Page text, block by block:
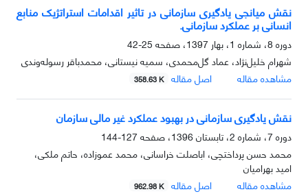
نقش میانجی یادگیری سازمانی در تاثیر اقدامات استراتژیک منابع
انسانی بر عملکرد سازمانی.
دوره 8، شماره 1، بهار 1397، صفحه
25-42
شهرام خلیل‌نژاد، عماد گل‌محمدی، سمیه نیستانی، محمدباقر رسوله‌وندی
مشاهده مقاله
اصل مقاله 358.63 K
نقش یادگیری سازمانی در بهبود عملکرد غیر مالی سازمان
دوره 7، شماره 2، تابستان 1396، صفحه
127-144
محمد حسن پرداختچی، اباصلت خراسانی، محمد عموزاده، حاتم ملکی،
امید بهرامیان
مشاهده مقاله
اصل مقاله 962.98 K